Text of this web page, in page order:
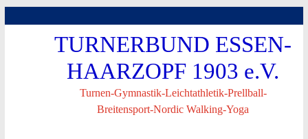
TURNERBUND ESSEN-
HAARZOPF 1903 e.V.
Turnen-Gymnastik-Leichtathletik-Prellball-
Breitensport-Nordic Walking-Yoga